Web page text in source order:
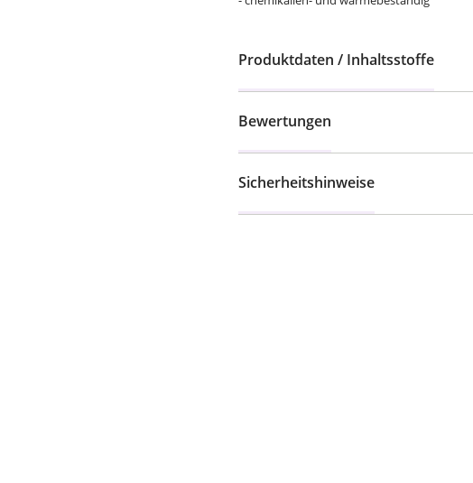
Produktdaten / Inhaltsstoffe
Bewertungen
Sicherheitshinweise